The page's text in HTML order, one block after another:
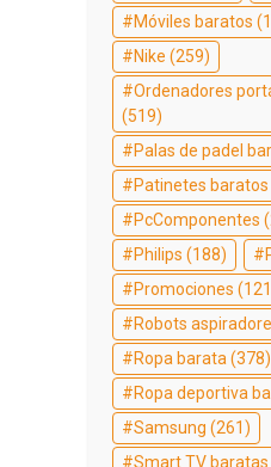
Móviles baratos
Nike (259)
Ordenadores
(519)
Palas de padel
Patinetes baratos
PcComponentes
Philips (188)
Promociones
Robots
Ropa barata (378)
Ropa deportiva
Samsung (261)
Smart TV baratas